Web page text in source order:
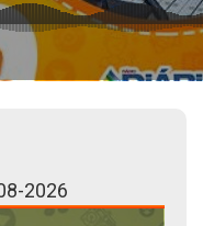
2026